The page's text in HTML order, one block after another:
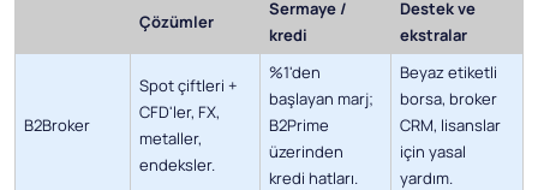
Çözümler
Sermaye /
kredi
Destek ve
ekstralar
B2Broker
Spot çiftleri +
CFD'ler, FX,
metaller,
endeksler.
%1'den
başlayan marj;
B2Prime
üzerinden
kredi hatları.
Beyaz etiketli
borsa, broker
CRM, lisanslar
için yasal
yardım.